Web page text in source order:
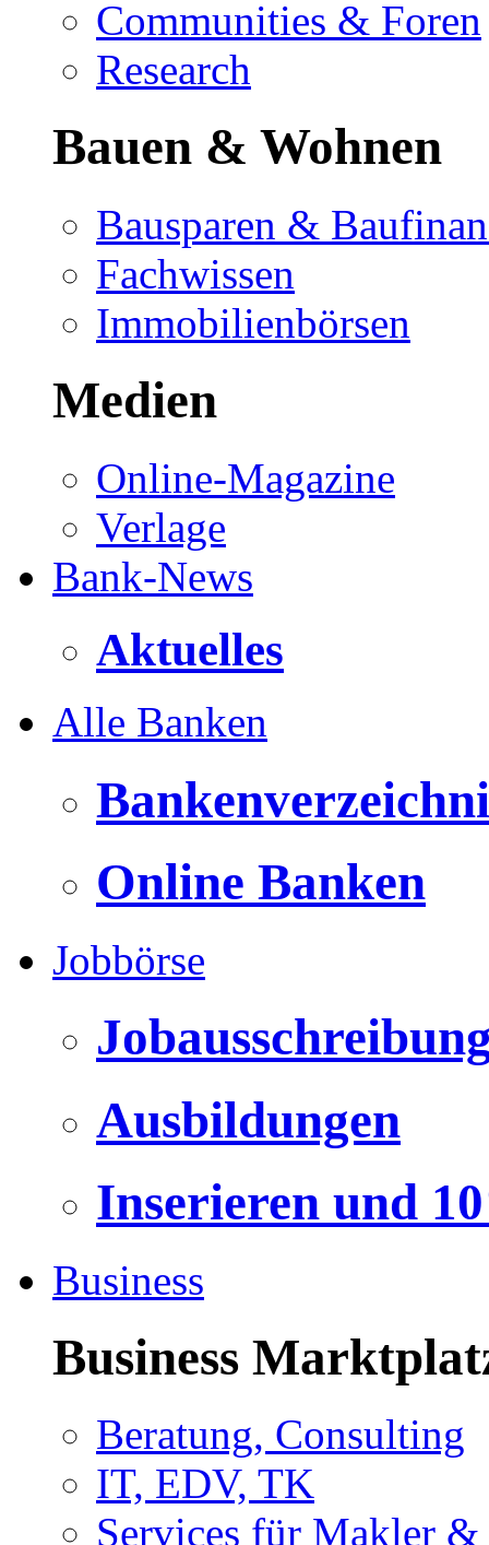
Communities & Foren
Research
Bauen & Wohnen
Bausparen &
Fachwissen
Immobilienbörsen
Medien
Online-Magazine
Verlage
Bank-News
Aktuelles
Alle Banken
Online Banken
Jobbörse
Ausbildungen
Inserieren und
Business
Business
Beratung, Consulting
IT, EDV, TK
Services für Makler &